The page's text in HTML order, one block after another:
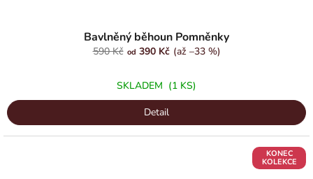
Bavlněný běhoun Pomněnky
590 Kč od 390 Kč (až –33 %)
SKLADEM (1 KS)
Detail
KONEC
KOLEKCE